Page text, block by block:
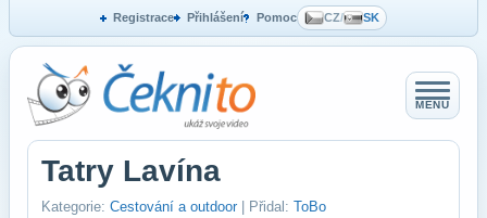
Registrace Přihlášení Pomoc CZ/ SK
MENU
Tatry Lavína
Kategorie: Cestování a outdoor | Přidal: ToBo